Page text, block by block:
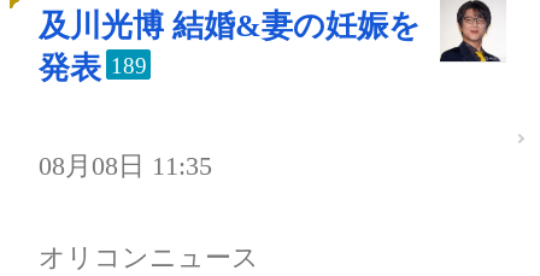
及川光博 結婚&妻の妊娠を
発表 189
08月08日 11:35
オリコンニュース